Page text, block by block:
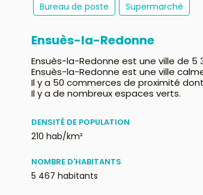
Bureau de poste
Supermarché
Ensuès-la-Redonne
Ensuès-la-Redonne est une ville de
Ensuès-la-Redonne est une ville
Il y a 50 commerces de proximité
Il y a de nombreux espaces verts.
DENSITÉ DE POPULATION
210 hab/km²
NOMBRE D'HABITANTS
5 467 habitants